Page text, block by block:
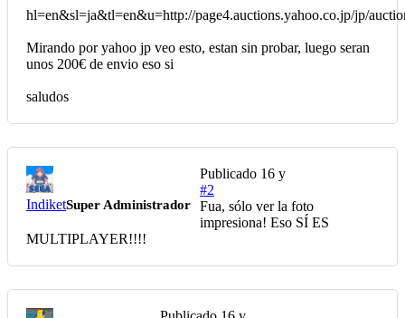
hl=en&sl=ja&tl=en&u=http://page4.auctions.yahoo.co.jp/jp/
Mirando por yahoo jp veo esto, estan sin probar, luego seran
unos 200€ de envio eso si
saludos
IndiketSuper Administrador
Publicado 16 y
#2
Fua, sólo ver la foto
impresiona! Eso SÍ ES
MULTIPLAYER!!!!